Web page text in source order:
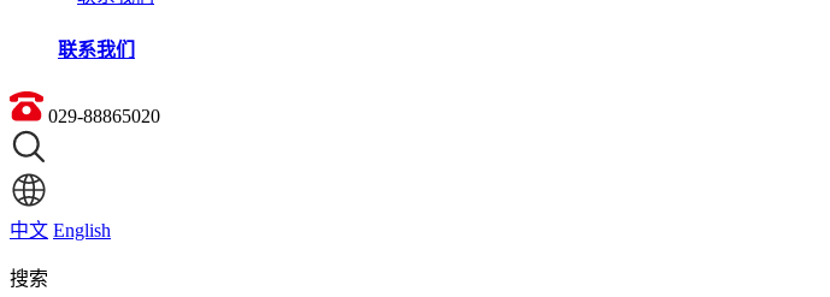
联系我们
029-88865020
中文 English
搜索